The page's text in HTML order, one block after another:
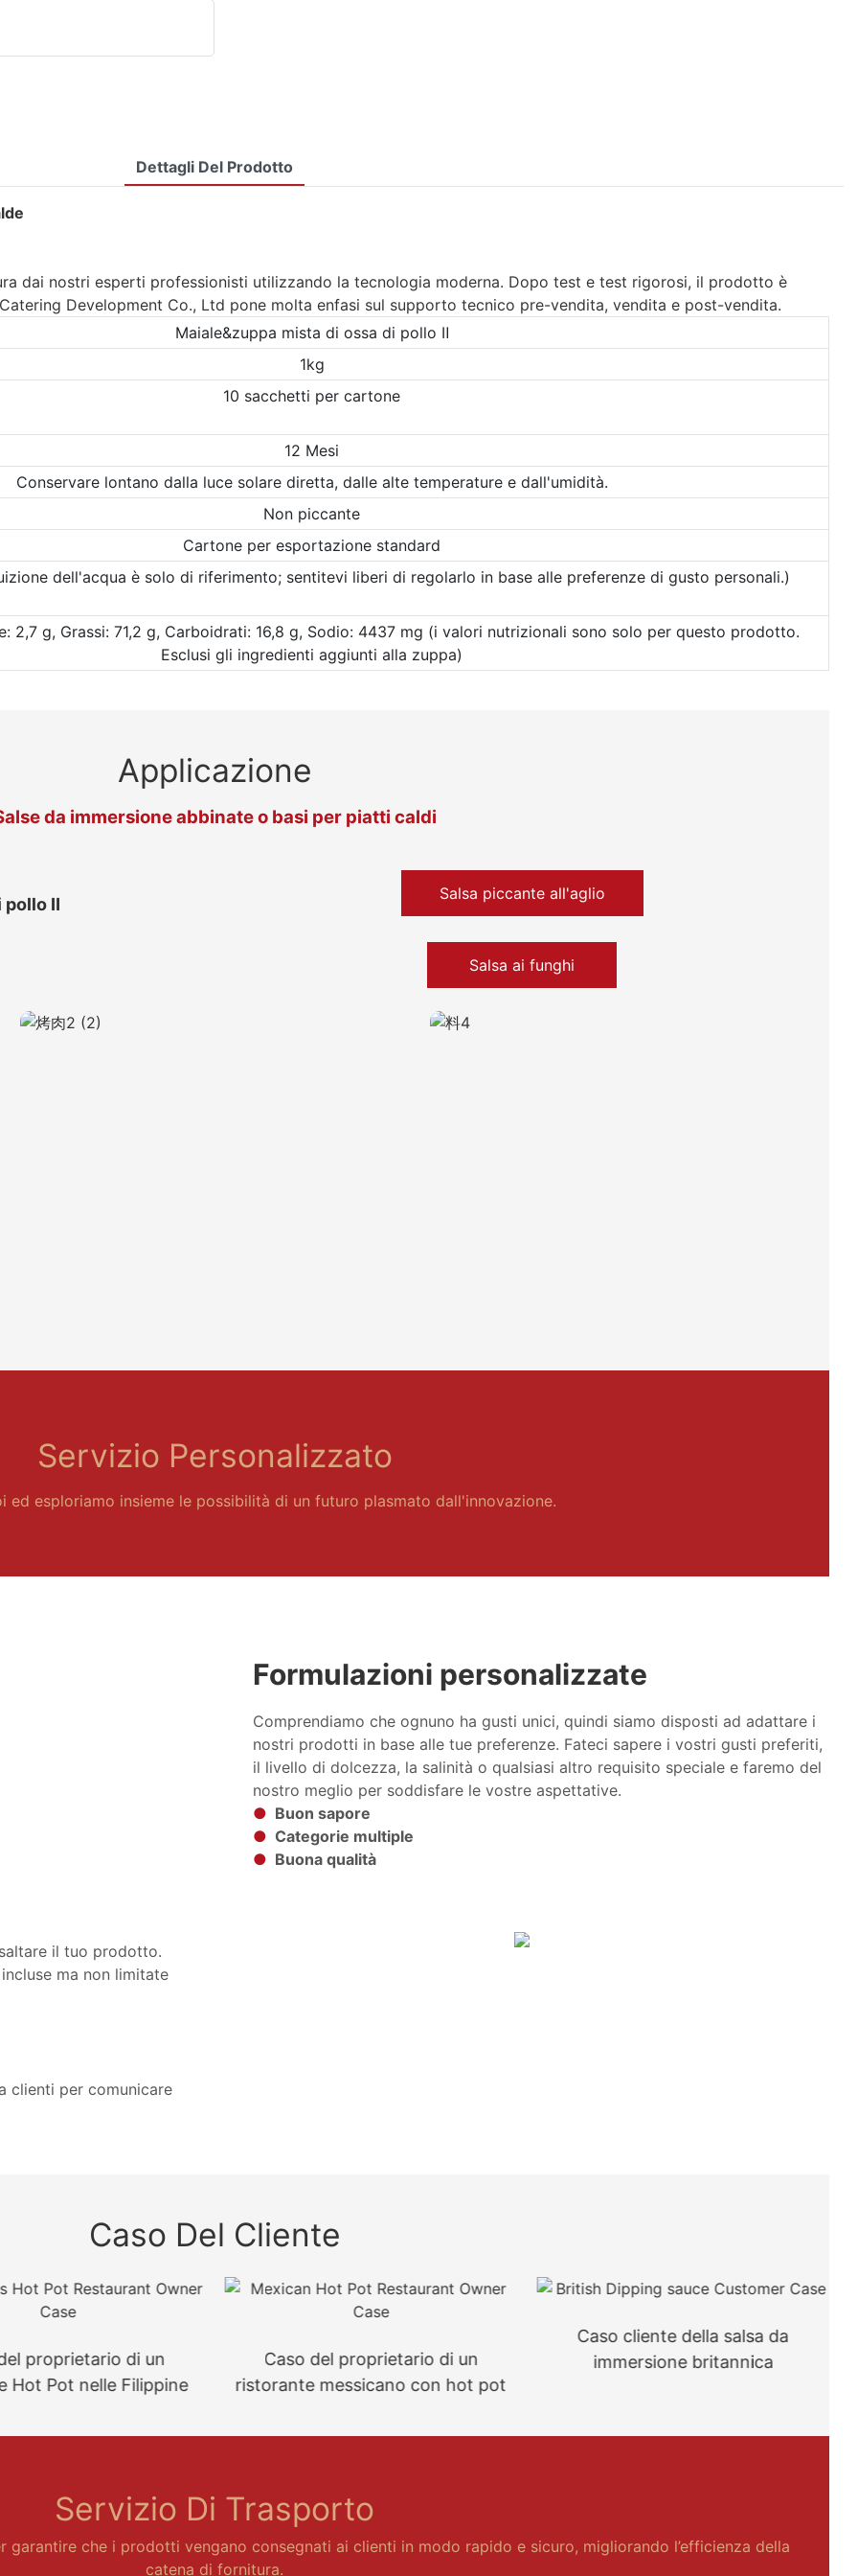
Dettagli Del Prodotto
dai nostri esperti professionisti utilizzando la tecnologia moderna. Dopo test e test rigorosi, il prodotto è
Development Co., Ltd pone molta enfasi sul supporto tecnico pre-vendita, vendita e post-vendita.
Maiale&zuppa mista di ossa di pollo Ⅱ
1kg
10 sacchetti per cartone
12 Mesi
Conservare lontano dalla luce solare diretta, dalle alte temperature e dall'umidità.
Non piccante
Cartone per esportazione standard
dell'acqua è solo di riferimento; sentitevi liberi di regolarlo in base alle preferenze di gusto personali.)
2,7 g, Grassi: 71,2 g, Carboidrati: 16,8 g, Sodio: 4437 mg (i valori nutrizionali sono solo per questo prodotto.
Esclusi gli ingredienti aggiunti alla zuppa)
Applicazione
da immersione abbinate o basi per piatti caldi
pollo Ⅱ
Salsa piccante all'aglio
Salsa ai funghi
Servizio Personalizzato
ed esploriamo insieme le possibilità di un futuro plasmato dall'innovazione.
Formulazioni personalizzate
Comprendiamo che ognuno ha gusti unici, quindi siamo disposti ad adattare i
nostri prodotti in base alle tue preferenze. Fateci sapere i vostri gusti preferiti,
il livello di dolcezza, la salinità o qualsiasi altro requisito speciale e faremo del
nostro meglio per soddisfare le vostre aspettative.
● Buon sapore
● Categorie multiple
● Buona qualità
il tuo prodotto.
ma non limitate
clienti per comunicare
Caso Del Cliente
proprietario di un
Hot Pot nelle Filippine
Caso del proprietario di un
ristorante messicano con hot pot
Caso cliente della salsa da
immersione britannica
Servizio Di Trasporto
che i prodotti vengano consegnati ai clienti in modo rapido e sicuro, migliorando l’efficienza della
catena di fornitura.